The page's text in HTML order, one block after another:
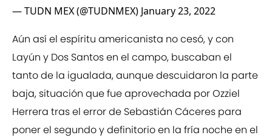
— TUDN MEX (@TUDNMEX) January 23, 2022
Aún así el espíritu americanista no cesó, y con
Layún y Dos Santos en el campo, buscaban el
tanto de la igualada, aunque descuidaron la parte
baja, situación que fue aprovechada por Ozziel
Herrera tras el error de Sebastián Cáceres para
poner el segundo y definitorio en la fría noche en el